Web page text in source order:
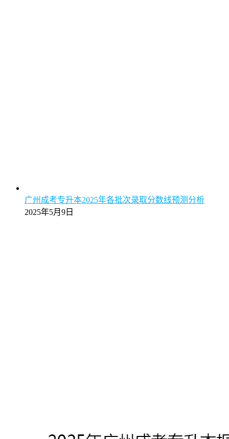
广州成考专升本2025年各批次录取分数线预测分析
2025年5月9日